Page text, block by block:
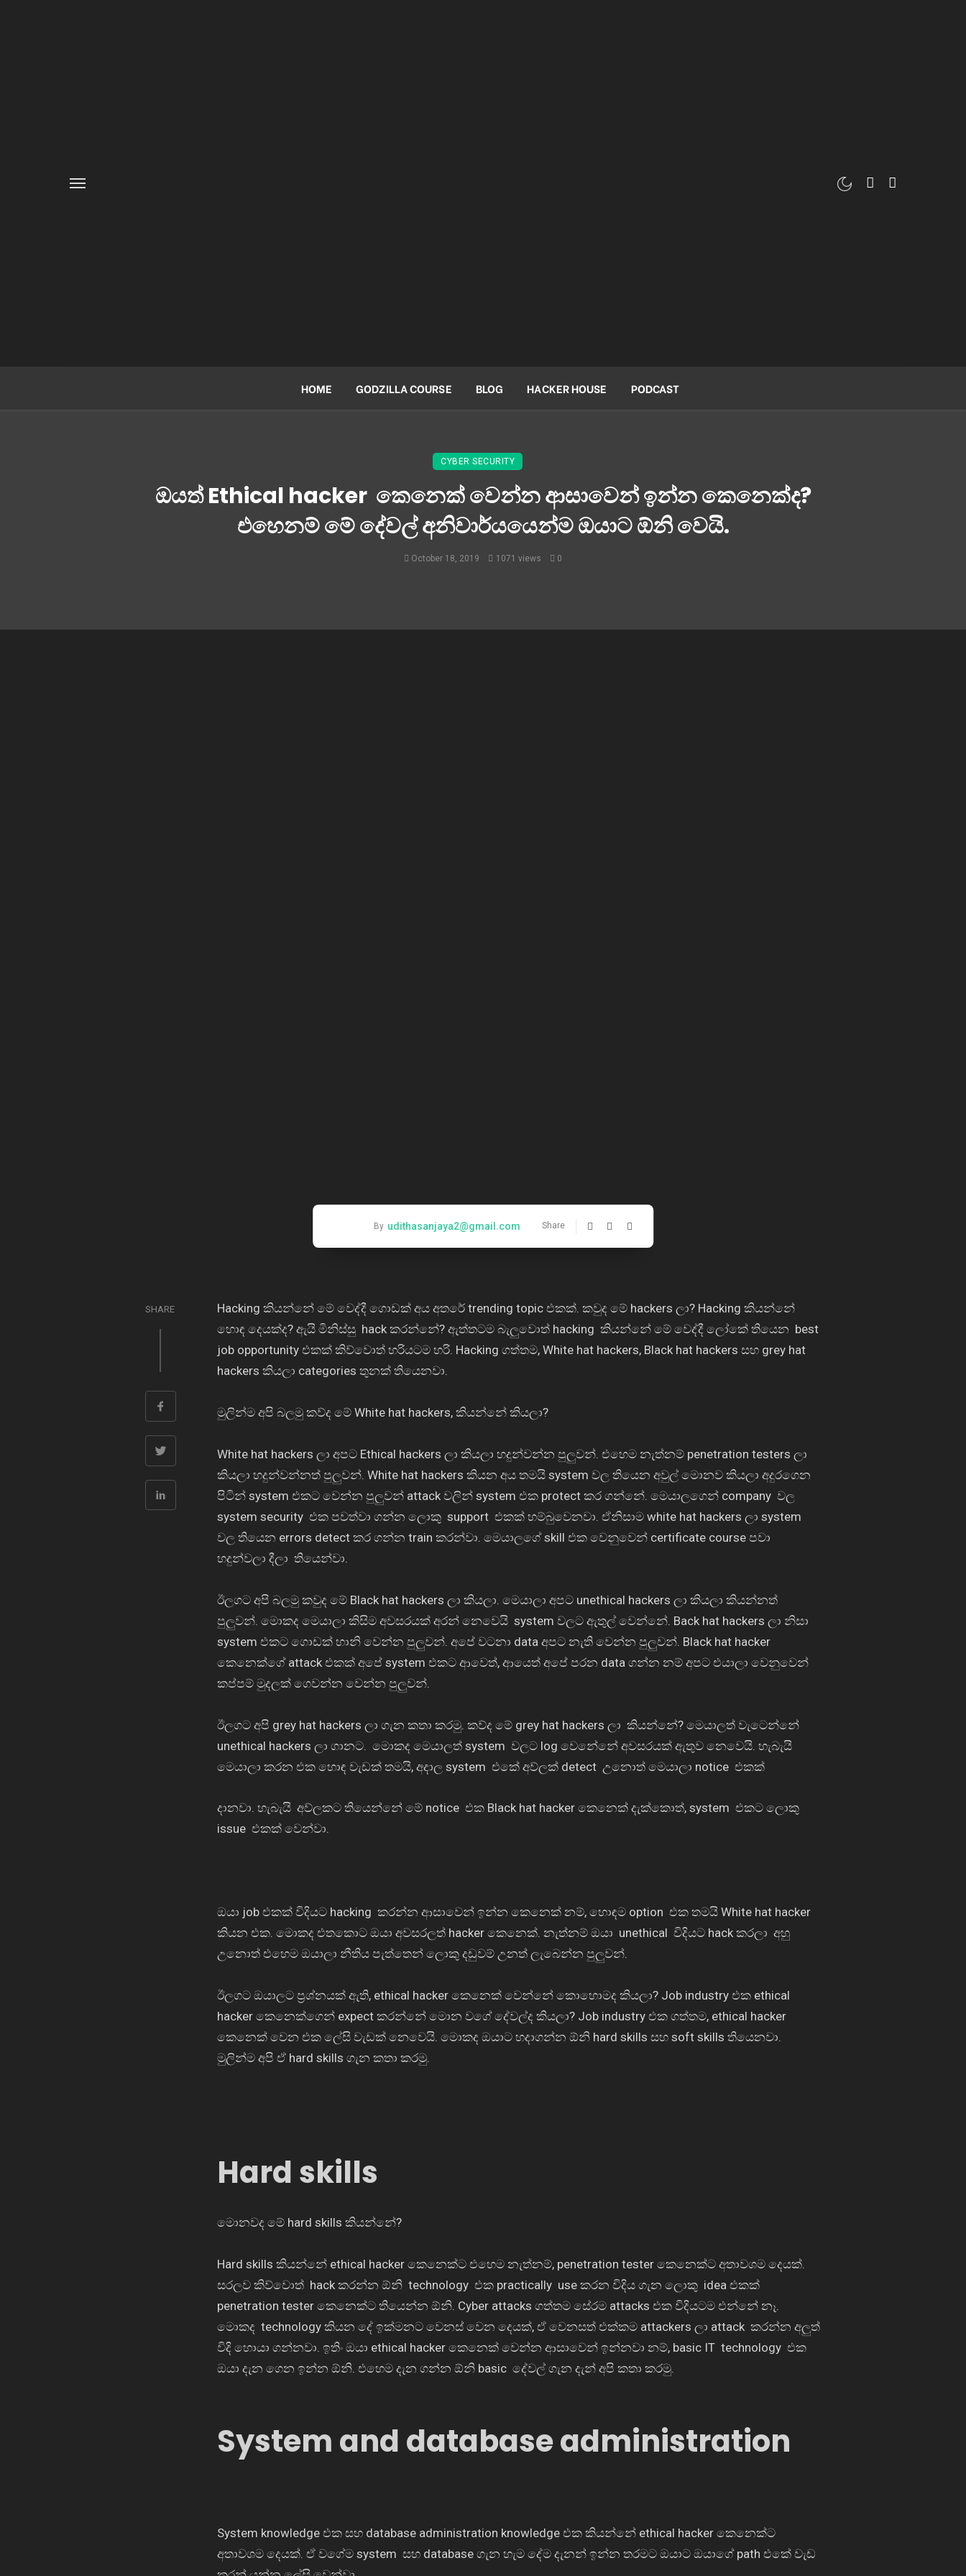
HOME GODZILLA COURSE BLOG HACKER HOUSE PODCAST
CYBER SECURITY
ඔයත් Ethical hacker කෙනෙක් වෙන්න ආසාවෙන් ඉන්න කෙනෙක්ද?
එහෙනම් මේ දේවල් අනිවාර්යයෙන්ම ඔයාට ඕනි වෙයි.
October 18, 2019 1071 views 0
By udithasanjaya2@gmail.com Share
SHARE Hacking කියන්නේ මේ වෙද්දී ගොඩක් අය අතරේ trending topic එකක්. කවුද මේ hackers ලා? Hacking කියන්නේ
හොඳ දෙයක්ද? ඇයි මිනිස්සු hack කරන්නේ? ඇත්තටම බැලුවොත් hacking කියන්නේ මේ වෙද්දී ලෝකේ තියෙන best
job opportunity එකක් කිව්වොත් හරියටම හරි. Hacking ගත්තම, White hat hackers, Black hat hackers සහ grey hat
hackers කියලා categories තුනක් තියෙනවා.
මුලින්ම අපි බලමු කව්ද මේ White hat hackers, කියන්නේ කියලා?
White hat hackers ලා අපට Ethical hackers ලා කියලා හදුන්වන්න පුලුවන්. එහෙම නැත්නම් penetration testers ලා
කියලා හදුන්වන්නත් පුලුවන්. White hat hackers කියන අය තමයි system වල තියෙන අවුල් මොනව කියලා අදුරගෙන
පිටින් system එකට වෙන්න පුලුවන් attack වලින් system එක protect කර ගන්නේ. මෙයාලගෙන් company වල
system security එක පවත්වා ගන්න ලොකු support එකක් හම්බුවෙනවා. ඒනිසාම white hat hackers ලා system
වල තියෙන errors detect කර ගන්න train කරන්වා. මෙයාලගේskill එක වෙනුවෙන් certificate course පවා
හදුන්වලා දීලා තියෙන්වා.
ඊලගට අපි බලමු කවුද මේ Black hat hackers ලා කියලා. මෙයාලා අපට unethical hackers ලා කියලා කියන්නත්
පුලුවන්. මොකද මෙයාලා කිසිම අවසරයක් අරන් නෙවෙයි system වලට ඇතුල් වෙන්නේ. Back hat hackers ලා නිසා
system එකට ගොඩක් හානි වෙන්න පුලුවන්. අපේ වටනා data අපට නැති වෙන්න පුලුවන්. Black hat hacker
කෙනෙක්ගේ attack එකක් අපේ system එකට ආවෙත්, ආයෙත් අපේ පරන data ගන්න නම් අපට එයාලා වෙනුවෙන්
කප්පම් මුදලක් ගෙවන්න වෙන්න පුලුවන්.
ඊලගට අපි grey hat hackers ලා ගැන කතා කරමු. කව්ද මේ grey hat hackers ලා කියන්නේ? මෙයාලත් වැටෙන්නේ
unethical hackers ලා ගානට. මොකද මෙයාලත් system වලට log වෙනේනේ අවසරයක් ඇතුව නෙවෙයි. හැබැයි
මෙයාලා කරන එක හොඳ වැඩක් තමයි, අදාල system එකේ අව්ලක් detect උනොත් මෙයාලා notice එකක්
දානවා. හැබැයි අව්ලකට තියෙන්නේ මේ notice එක Black hat hacker කෙනෙක් දැක්කොත්, system එකට ලොකු
issue එකක් වෙන්වා.
ඔයා job එකක් විදියට hacking කරන්න ආසාවෙන් ඉන්න කෙනෙක් නම්, හොඳම option එක තමයි White hat hacker
කියන එක. මොකද එතකොට ඔයා අවසරලත් hacker කෙනෙක්. නැත්නම් ඔයා unethical විදියට hack කරලා අහු
උනොත් එහෙම ඔයාලා නීතිය පැත්තෙන් ලොකු දඩුවම් උනත් ලැබෙන්න පුලුවන්.
ඊලගට ඔයාලට ප්‍රශ්නයක් ඇති, ethical hacker කෙනෙක් වෙන්නේ කොහොමද කියලා? Job industry එක ethical
hacker කෙනෙක්ගෙන් expect කරන්නේ මොන වගේ දේවල්ද කියලා? Job industry එක ගත්තම, ethical hacker
කෙනෙක් වෙන එක ලේසි වැඩක් නෙවෙයි. මොකද ඔයාට හදාගන්න ඕනි hard skills සහ soft skills තියෙනවා.
මුලින්ම අපි ඒ hard skills ගැන කතා කරමු.
Hard skills
මොනවද මේ hard skills කියන්නේ?
Hard skills කියන්නේ ethical hacker කෙනෙක්ට එහෙම නැත්නම්, penetration tester කෙනෙක්ට අතාවශම දෙයක්.
සරලව කිව්වොත් hack කරන්න ඕනි technology එක practically use කරන විදිය ගැන ලොකු idea එකක්
penetration tester කෙනෙක්ට තියෙන්න ඕනි. Cyber attacks ගත්තම සේරම attacks එක විදියටම එන්නේ නෑ.
මොකද technology කියන දේ ඉක්මනට වෙනස් වෙන දෙයක්, ඒ වෙනසත් එක්කම attackers ලා attack කරන්න අලුත්
විදි හොයා ගන්නවා. ඉතිං ඔයා ethical hacker කෙනෙක් වෙන්න ආසාවෙන් ඉන්නවා නම්, basic IT technology එක
ඔයා දැන ගෙන ඉන්න ඕනි. එහෙම දැන ගන්න ඕනි basic දේවල් ගැන දැන් අපි කතා කරමු.
System and database administration
System knowledge එක සහ database administration knowledge එක කියන්නේ ethical hacker කෙනෙක්ට
අතාවශම දෙයක්. ඒ වගේම system සහ database ගැන හැම දේම දැනන් ඉන්න තරමට ඔයාට ඔයාගේ path එකේ වැඩ